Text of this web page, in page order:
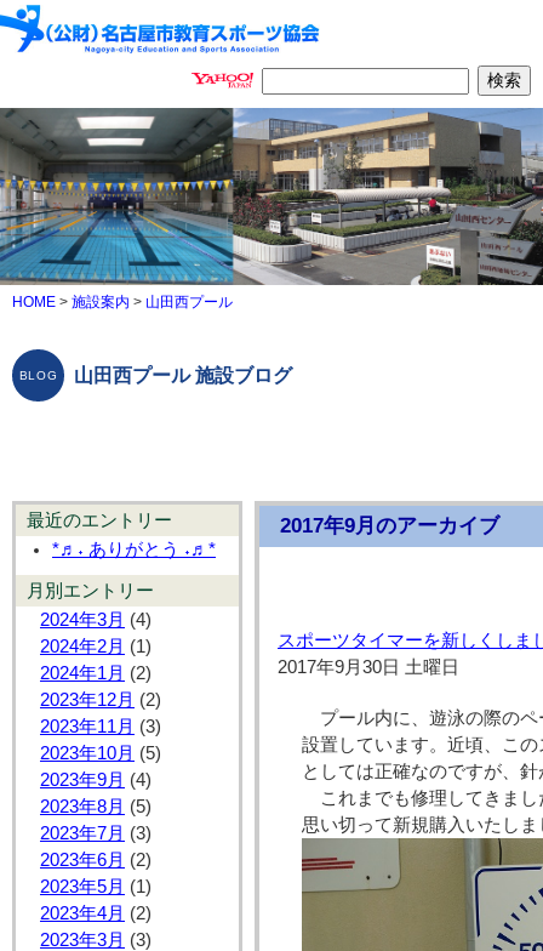
HOME > 施設案内 > 山田西プール
山田西プール 施設ブログ
最近のエントリー
*♬˖ ありがとう ˖♬*
月別エントリー
2024年3月 (4)
2024年2月 (1)
2024年1月 (2)
2023年12月 (2)
2023年11月 (3)
2023年10月 (5)
2023年9月 (4)
2023年8月 (5)
2023年7月 (3)
2023年6月 (2)
2023年5月 (1)
2023年4月 (2)
2023年3月 (3)
2017年9月のアーカイブ
スポーツタイマーを新しくしま
2017年9月30日 土曜日
プール内に、遊泳の際の
設置しています。近頃、こ
としては正確なのですが、
これまでも修理してきまし
思い切って新規購入いたしま